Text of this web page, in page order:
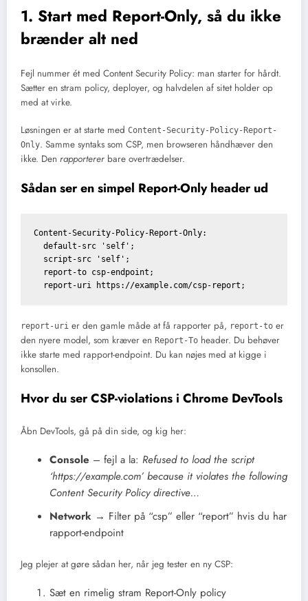
1. Start med Report-Only, så du ikke
brænder alt ned
Fejl nummer ét med Content Security Policy: man starter for hårdt.
Sætter en stram policy, deployer, og halvdelen af sitet holder op
med at virke.
Løsningen er at starte med Content-Security-Policy-Report-
Only. Samme syntaks som CSP, men browseren håndhæver den
ikke. Den rapporterer bare overtrædelser.
Sådan ser en simpel Report-Only header ud
Content-Security-Policy-Report-Only:
  default-src 'self';
  script-src 'self';
  report-to csp-endpoint;
report-uri er den gamle måde at få rapporter på, report-to er
den nyere model, som kræver en Report-To header. Du behøver
ikke starte med rapport-endpoint. Du kan nøjes med at kigge i
konsollen.
Hvor du ser CSP-violations i Chrome DevTools
Åbn DevTools, gå på din side, og kig her:
Console – fejl a la: Refused to load the script
‘https://example.com’ because it violates the following
Content Security Policy directive…
Network → Filter på “csp” eller “report” hvis du har
rapport-endpoint
Jeg plejer at gøre sådan her, når jeg tester en ny CSP:
Sæt en rimelig stram Report-Only policy